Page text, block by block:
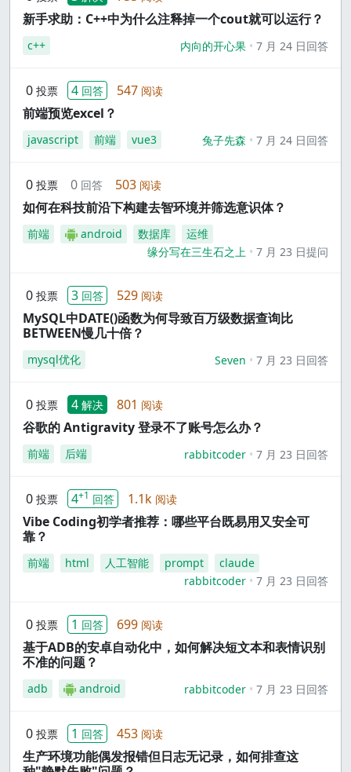
新手求助：C++中为什么注释掉一个cout就可以运行？
c++ 内向的开心果 7 月 24 日回答
0 投票 4 回答 547 阅读
前端预览excel？
javascript 前端 vue3 兔子先森 7 月 24 日回答
0 投票 0 回答 503 阅读
如何在科技前沿下构建去智环境并筛选意识体？
前端 android 数据库
运维
缘分写在三生石之上
7 月 23 日提问
0 投票 3 回答 529 阅读
MySQL中DATE()函数为何导致百万级数据查询比
BETWEEN慢几十倍？
mysql优化 Seven 7 月 23 日回答
0 投票 4 解决 801 阅读
谷歌的 Antigravity 登录不了账号怎么办？
前端 后端 rabbitcoder 7 月 23 日回答
0 投票 4+1 回答 1.1k 阅读
Vibe Coding初学者推荐：哪些平台既易用又安全可
靠？
前端 html 人工智能 prompt
claude
rabbitcoder
7 月 23 日回答
0 投票 1 回答 699 阅读
基于ADB的安卓自动化中，如何解决短文本和表情识别
不准的问题？
adb android rabbitcoder 7 月 23 日回答
0 投票 1 回答 453 阅读
生产环境功能偶发报错但日志无记录，如何排查这